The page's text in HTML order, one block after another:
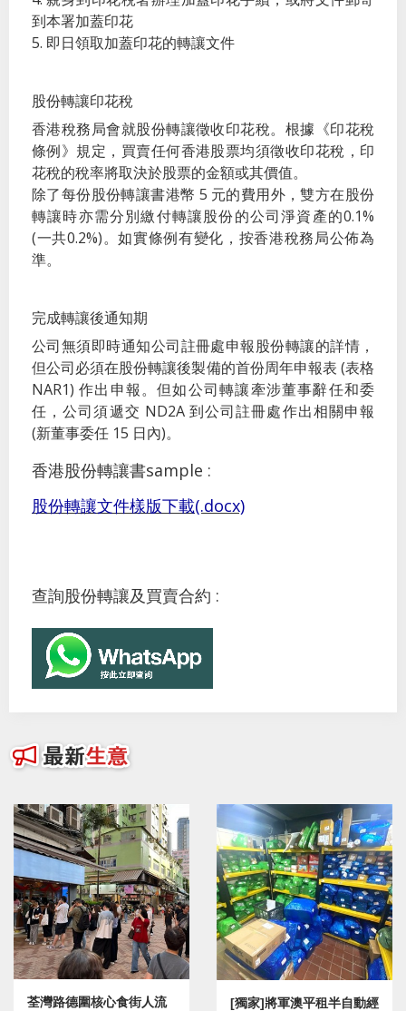
到本署加蓋印花
5. 即日領取加蓋印花的轉讓文件
股份轉讓印花稅
香港稅務局會就股份轉讓徵收印花稅。根據《印花稅
條例》規定，買賣任何香港股票均須徵收印花稅，印
花稅的稅率將取決於股票的金額或其價值。
除了每份股份轉讓書港幣 5 元的費用外，雙方在股份
轉讓時亦需分別繳付轉讓股份的公司淨資產的0.1%
(一共0.2%)。如實條例有變化，按香港稅務局公佈為
準。
完成轉讓後通知期
公司無須即時通知公司註冊處申報股份轉讓的詳情，
但公司必須在股份轉讓後製備的首份周年申報表 (表格
NAR1) 作出申報。但如公司轉讓牽涉董事辭任和委
任，公司須遞交 ND2A 到公司註冊處作出相關申報
(新董事委任 15 日內)。
香港股份轉讓書sample :
股份轉讓文件樣版下載(.docx)
查詢股份轉讓及買賣合約 :
荃灣路德圍核心食街人流 [獨家]將軍澳平租半自動經